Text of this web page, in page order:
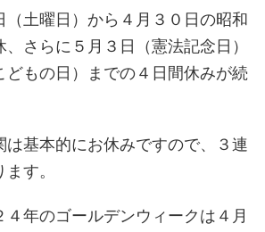
（土曜日）から４月３０日の昭和
さらに５月３日（憲法記念日）
どもの日）までの４日間休みが続
は基本的にお休みですので、３連
す。
４年のゴールデンウィークは４月